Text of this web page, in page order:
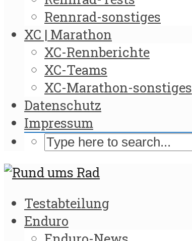
Rennrad-sonstiges
XC | Marathon
XC-Rennberichte
XC-Teams
XC-Marathon-sonstiges
Datenschutz
Impressum
Testabteilung
Enduro